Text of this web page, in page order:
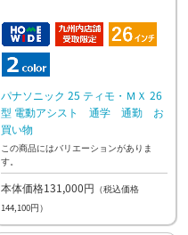
パナソニック 25 ティモ・ＭＸ 26
型 電動アシスト 通学 通勤 お
買い物
この商品にはバリエーションがありま
す。
本体価格131,000円 （税込価格
144,100円）